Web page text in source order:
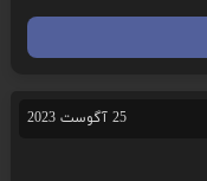
25 آگوست 2023